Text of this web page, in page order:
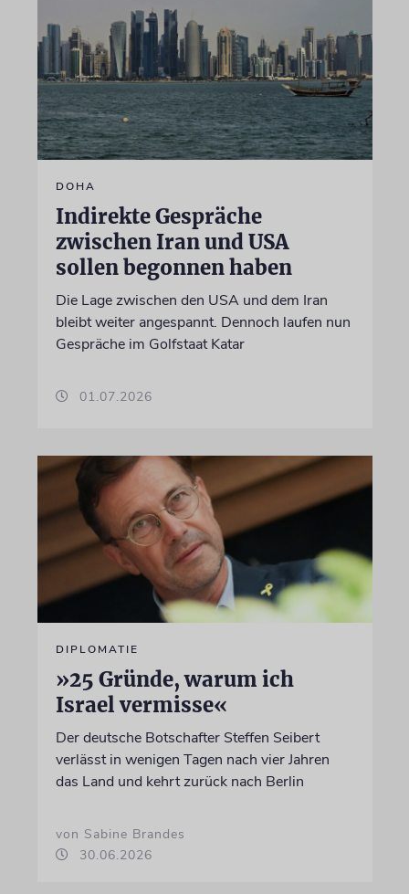
DOHA
Indirekte Gespräche
zwischen Iran und USA
sollen begonnen haben
Die Lage zwischen den USA und dem Iran
bleibt weiter angespannt. Dennoch laufen nun
Gespräche im Golfstaat Katar
01.07.2026
DIPLOMATIE
»25 Gründe, warum ich
Israel vermisse«
Der deutsche Botschafter Steffen Seibert
verlässt in wenigen Tagen nach vier Jahren
das Land und kehrt zurück nach Berlin
von Sabine Brandes
30.06.2026